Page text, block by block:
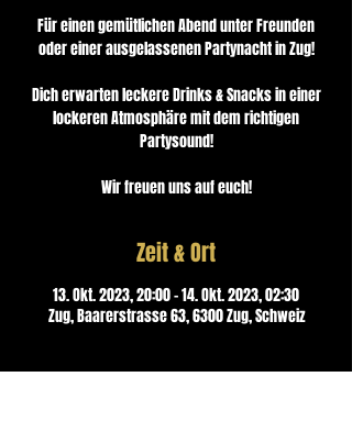
Für einen gemütlichen Abend unter Freunden
oder einer ausgelassenen Partynacht in Zug!
Dich erwarten leckere Drinks & Snacks in einer
lockeren Atmosphäre mit dem richtigen
Partysound!
Wir freuen uns auf euch!
Zeit & Ort
13. Okt. 2023, 20:00 – 14. Okt. 2023, 02:30
Zug, Baarerstrasse 63, 6300 Zug, Schweiz